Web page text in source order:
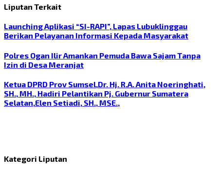
Liputan Terkait
Launching Aplikasi “SI-RAPI”, Lapas Lubuklinggau
Berikan Pelayanan Informasi Kepada Masyarakat
Polres Ogan Ilir Amankan Pemuda Bawa Sajam Tanpa
Izin di Desa Meranjat
Ketua DPRD Prov Sumsel,Dr. Hj. R.A. Anita Noeringhati,
SH., MH., Hadiri Pelantikan Pj. Gubernur Sumatera
Selatan,Elen Setiadi, SH., MSE.,
Kategori Liputan